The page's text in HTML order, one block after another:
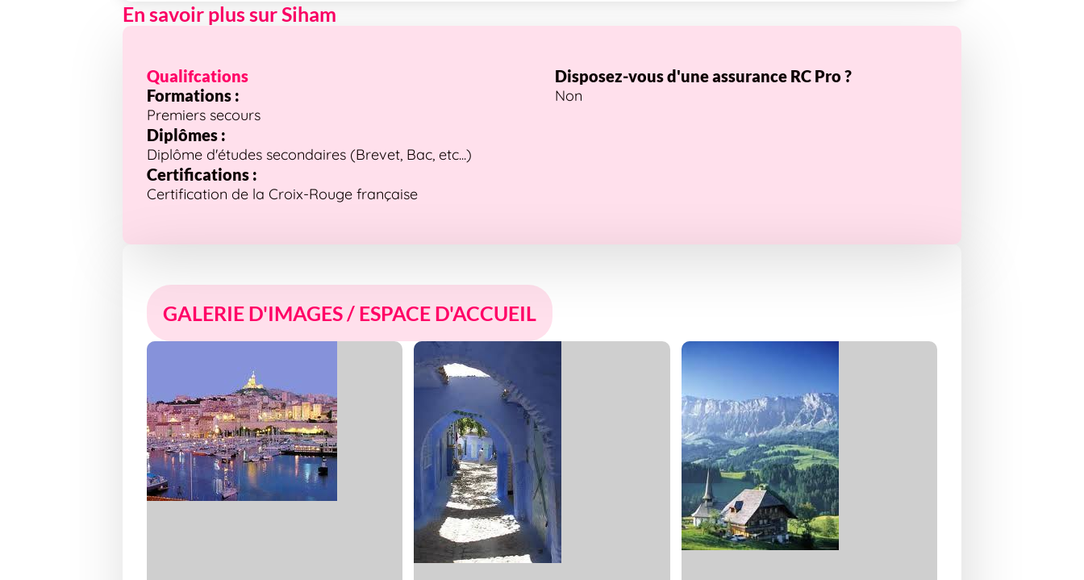
En savoir plus sur Siham
Qualifcations
Formations :
Premiers secours
Diplômes :
Diplôme d'études secondaires (Brevet, Bac, etc...)
Certifications :
Certification de la Croix-Rouge française
Disposez-vous d'une assurance RC Pro ?
Non
GALERIE D'IMAGES / ESPACE D'ACCUEIL